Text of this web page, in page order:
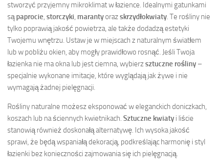
stworzyć przyjemny mikroklimat w łazience. Idealnymi gatunkami
sąpaprocie, storczyki, marantyorazskrzydłokwiaty. Te rośliny nie
tylko poprawią jakość powietrza, ale także dodadzą estetyki
Twojemu wnętrzu. Ustaw je w miejscach z naturalnym światłem
lub w pobliżu okien, aby mogły prawidłowo rosnąć. Jeśli Twoja
łazienka nie ma okna lub jest ciemna, wybierzsztuczne rośliny –
specjalnie wykonane imitacje, które wyglądają jak żywe i nie
wymagają żadnej pielęgnacji.
Rośliny naturalne możesz eksponować w eleganckich doniczkach,
koszach lub na ściennych kwietnikach. Sztuczne kwiaty i liście
stanowią również doskonałą alternatywę. Ich wysoka jakość
sprawi, że będą wspaniałą dekoracją, podkreślając harmonię i styl
łazienki bez konieczności zajmowania się ich pielęgnacją.